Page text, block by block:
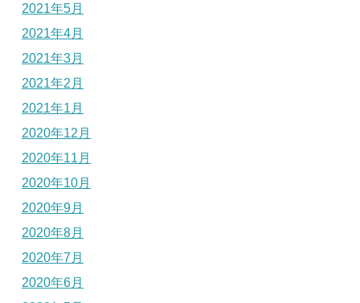
2021年5月
2021年4月
2021年3月
2021年2月
2021年1月
2020年12月
2020年11月
2020年10月
2020年9月
2020年8月
2020年7月
2020年6月